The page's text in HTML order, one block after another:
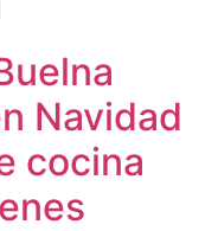
Navidad
cocina